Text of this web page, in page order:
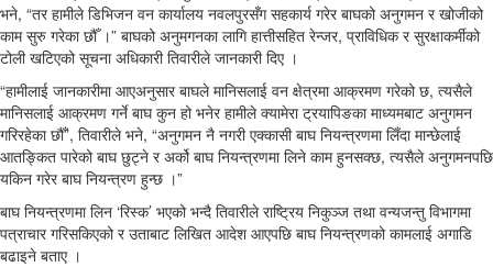
भने, “तर हामीले डिभिजन वन कार्यालय नवलपुरसँग सहकार्य गरेर बाघको अनुगमन र खोजीको
काम सुरु गरेका छौँ ।” बाघको अनुमगनका लागि हात्तीसहित रेन्जर, प्राविधिक र सुरक्षाकर्मीको
टोली खटिएको सूचना अधिकारी तिवारीले जानकारी दिए ।
“हामीलाई जानकारीमा आएअनुसार बाघले मानिसलाई वन क्षेत्रमा आक्रमण गरेको छ, त्यसैले
मानिसलाई आक्रमण गर्ने बाघ कुन हो भनेर हामीले क्यामेरा ट्रयापिङका माध्यमबाट अनुगमन
गरिरहेका छौँ”, तिवारीले भने, “अनुगमन नै नगरी एक्कासी बाघ नियन्त्रणमा लिँदा मान्छेलाई
आतङ्कित पारेको बाघ छुट्ने र अर्को बाघ नियन्त्रणमा लिने काम हुनसक्छ, त्यसैले अनुगमनपछि
यकिन गरेर बाघ नियन्त्रण हुन्छ ।”
बाघ नियन्त्रणमा लिन ‘रिस्क’ भएको भन्दै तिवारीले राष्ट्रिय निकुञ्ज तथा वन्यजन्तु विभागमा
पत्राचार गरिसकिएको र उताबाट लिखित आदेश आएपछि बाघ नियन्त्रणको कामलाई अगाडि
बढाइने बताए ।